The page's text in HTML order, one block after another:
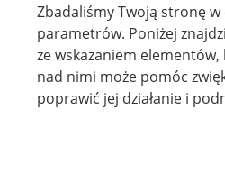
Zbadaliśmy Twoją stronę
parametrów. Poniżej
ze wskazaniem
nad nimi może pomóc
poprawić jej działanie i